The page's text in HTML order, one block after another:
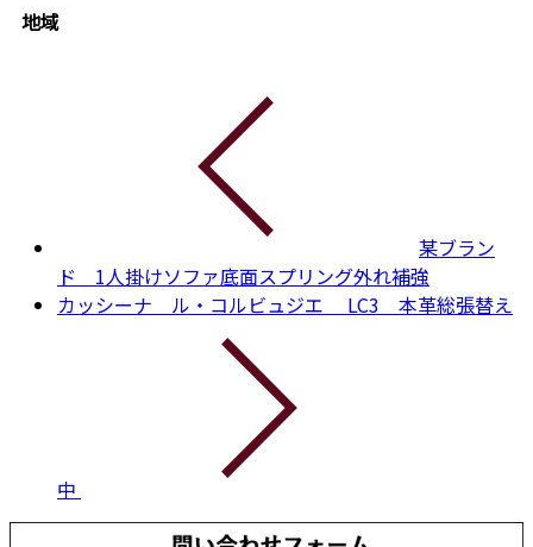
地域
某ブラン
ド 1人掛けソファ底面スプリング外れ補強
カッシーナ ル・コルビュジエ LC3 本革総張替え
中